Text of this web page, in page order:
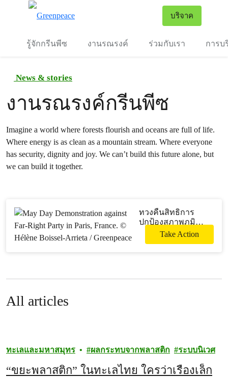
บริจาค
รู้จักกรีนพีซ งานรณรงค์ ร่วมกับเรา การบ
News & stories
งานรณรงค์กรีนพีซ
Imagine a world where forests flourish and oceans are full of life.
Where energy is as clean as a mountain stream. Where everyone
has security, dignity and joy. We can’t build this future alone, but
we can build it together.
ทวงคืนสิทธิการ
ปกป้องสภาพภูมิ
อากาศ หยุดการข่มขู่
จากกลุ่มทุน
Take Action
All articles
ทะเลและมหาสมุทร ผลกระทบจากพลาสติก ระบบนิเวศ
“ขยะพลาสติก” ในทะเลไทย ใครว่าเรื่องเล็ก